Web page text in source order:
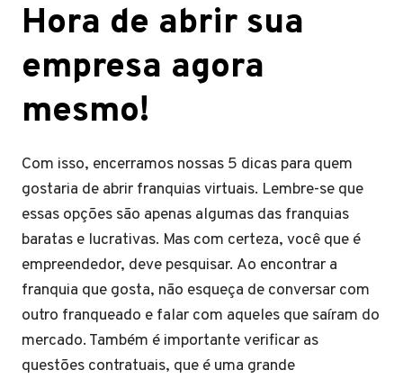
Hora de abrir sua
empresa agora
mesmo!
Com isso, encerramos nossas 5 dicas para quem
gostaria de abrir franquias virtuais. Lembre-se que
essas opções são apenas algumas das franquias
baratas e lucrativas. Mas com certeza, você que é
empreendedor, deve pesquisar. Ao encontrar a
franquia que gosta, não esqueça de conversar com
outro franqueado e falar com aqueles que saíram do
mercado. Também é importante verificar as
questões contratuais, que é uma grande